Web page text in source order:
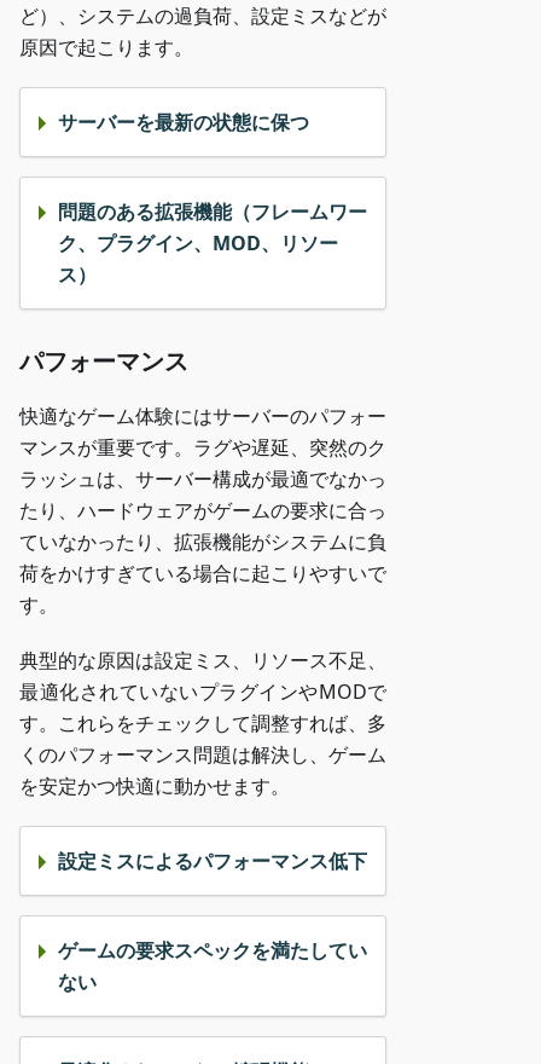
ど）、システムの過負荷、設定ミスなどが
原因で起こります。
サーバーを最新の状態に保つ
問題のある拡張機能（フレームワー
ク、プラグイン、MOD、リソー
ス）
パフォーマンス
快適なゲーム体験にはサーバーのパフォー
マンスが重要です。ラグや遅延、突然のク
ラッシュは、サーバー構成が最適でなかっ
たり、ハードウェアがゲームの要求に合っ
ていなかったり、拡張機能がシステムに負
荷をかけすぎている場合に起こりやすいで
す。
典型的な原因は設定ミス、リソース不足、
最適化されていないプラグインやMODで
す。これらをチェックして調整すれば、多
くのパフォーマンス問題は解決し、ゲーム
を安定かつ快適に動かせます。
設定ミスによるパフォーマンス低下
ゲームの要求スペックを満たしてい
ない